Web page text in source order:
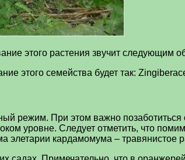
этого растения звучит следующим
этого семейства будет так:
режим. При этом важно
уровне. Следует отметить, что
элетарии кардамомума – травянистое